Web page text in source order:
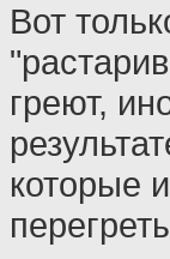
Вот
греют,
которые